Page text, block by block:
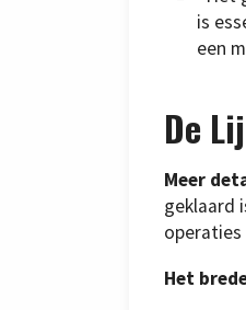
is
een
De
Meer
geklaard
operaties
Het